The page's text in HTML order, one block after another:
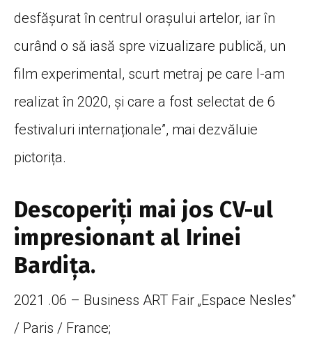
desfășurat în centrul orașului artelor, iar în
curând o să iasă spre vizualizare publică, un
film experimental, scurt metraj pe care l-am
realizat în 2020, și care a fost selectat de 6
festivaluri internaționale”, mai dezvăluie
pictorița.
Descoperiți mai jos CV-ul
impresionant al Irinei
Bardița.
2021 .06 – Business ART Fair „Espace Nesles”
/ Paris / France;